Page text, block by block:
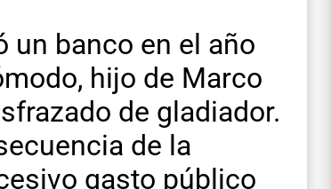
un banco en el año
hijo de Marco
de gladiador.
de la
gasto público